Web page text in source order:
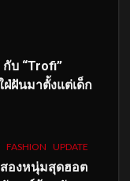
บ “Trofi”
ฝันมาตั้งแต่เด็ก
FASHION UPDATE
สองหนุ่มสุดฮอต